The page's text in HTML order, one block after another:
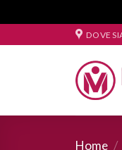
to
DOVE
Home /